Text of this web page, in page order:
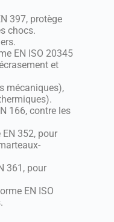
397, protège
chocs.
EN ISO 20345
et
mécaniques),
166, contre les
EN 352, pour
361, pour
EN ISO